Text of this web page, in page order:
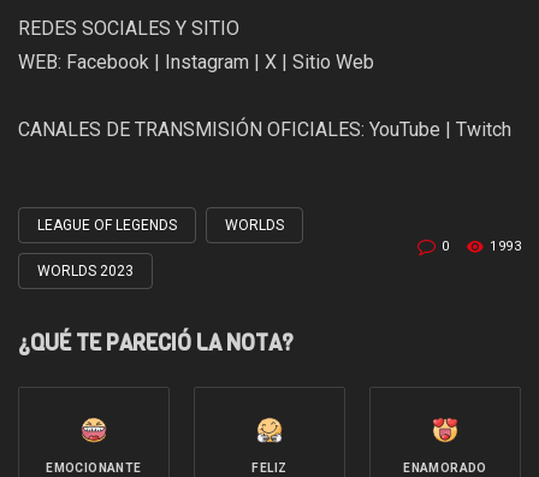
REDES SOCIALES Y SITIO
WEB: Facebook | Instagram | X | Sitio Web
CANALES DE TRANSMISIÓN OFICIALES: YouTube | Twitch
Tagged
with
LEAGUE OF LEGENDS WORLDS
WORLDS 2023
0 1993
¿QUÉ TE PARECIÓ LA NOTA?
EMOCIONANTE FELIZ ENAMORADO